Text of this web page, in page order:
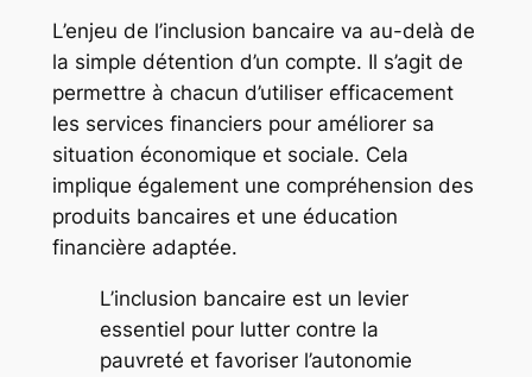
L’enjeu de l’inclusion bancaire va au-delà de
la simple détention d’un compte. Il s’agit de
permettre à chacun d’utiliser efficacement
les services financiers pour améliorer sa
situation économique et sociale. Cela
implique également une compréhension des
produits bancaires et une éducation
financière adaptée.
L’inclusion bancaire est un levier
essentiel pour lutter contre la
pauvreté et favoriser l’autonomie